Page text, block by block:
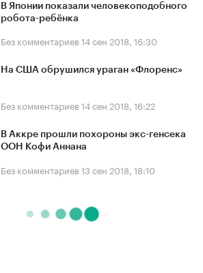
В Японии показали человекоподобного
робота-ребёнка
Без комментариев 14 сен 2018, 16:30
На США обрушился ураган «Флоренс»
Без комментариев 14 сен 2018, 16:22
В Аккре прошли похороны экс-генсека
ООН Кофи Аннана
Без комментариев 13 сен 2018, 18:10